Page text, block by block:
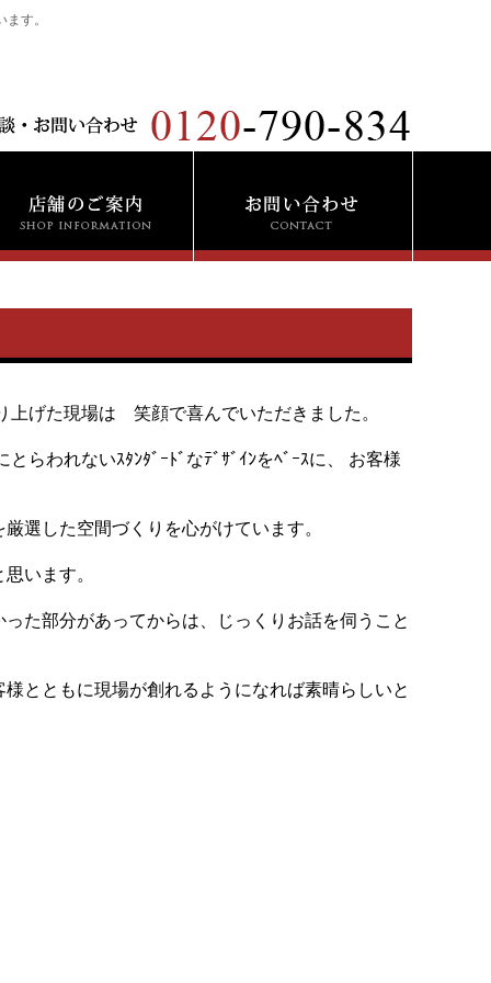
す。
上げた現場は 笑顔で喜んでいただきました。
らわれないｽﾀﾝﾀﾞｰﾄﾞなﾃﾞｻﾞｲﾝをﾍﾞｰｽに、 お客様
選した空間づくりを心がけています。
います。
た部分があってからは、じっくりお話を伺うこと
とともに現場が創れるようになれば素晴らしいと